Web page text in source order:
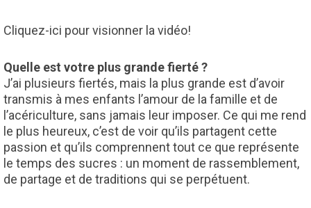
Cliquez-ici pour visionner la vidéo!
Quelle est votre plus grande fierté ?
J’ai plusieurs fiertés, mais la plus grande est d’avoir
transmis à mes enfants l’amour de la famille et de
l’acériculture, sans jamais leur imposer. Ce qui me rend
le plus heureux, c’est de voir qu’ils partagent cette
passion et qu’ils comprennent tout ce que représente
le temps des sucres : un moment de rassemblement,
de partage et de traditions qui se perpétuent.